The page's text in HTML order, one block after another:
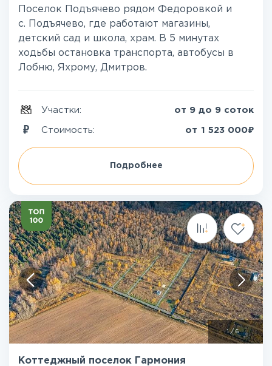
Поселок Подъячево рядом Федоровкой и
с. Подъячево, где работают магазины,
детский сад и школа, храм. В 5 минутах
ходьбы остановка транспорта, автобусы в
Лобню, Яхрому, Дмитров.
Участки: от 9 до 9 соток
Стоимость: от 1 523 000₽
Подробнее
1/6
Коттеджный поселок Гармония